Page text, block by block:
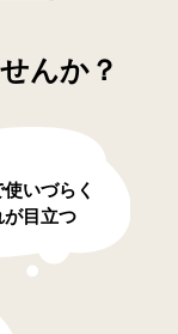
んか？
いづらく
が目立つ